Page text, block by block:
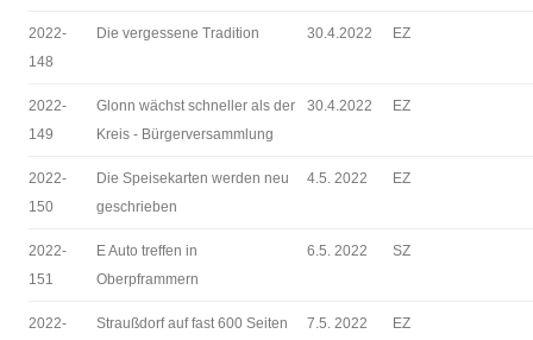
2022-
148
Die vergessene Tradition 30.4.2022 EZ
2022-
149
Glonn wächst schneller als der
Kreis - Bürgerversammlung
30.4.2022 EZ
2022-
150
Die Speisekarten werden neu
geschrieben
4.5. 2022 EZ
2022-
151
E Auto treffen in
Oberpframmern
6.5. 2022 SZ
2022-
Straußdorf auf fast 600 Seiten 7.5. 2022 EZ